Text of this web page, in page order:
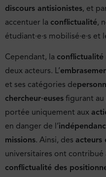
discours antisionistes, et
accentuer la conflictualité,
étudiant·e·s mobilisé·e·s et
Cependant, la conflictualité
deux acteurs. L’
et ses catégories de
chercheur·euses figurant au
portée uniquement aux
en danger de l’
missions. Ainsi, des acteurs
universitaires ont contribué
conflictualité des